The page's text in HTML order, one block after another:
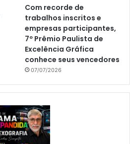
Com recorde de
trabalhos inscritos e
empresas participantes,
7º Prêmio Paulista de
Excelência Gráfica
conhece seus vencedores
07/07/2026